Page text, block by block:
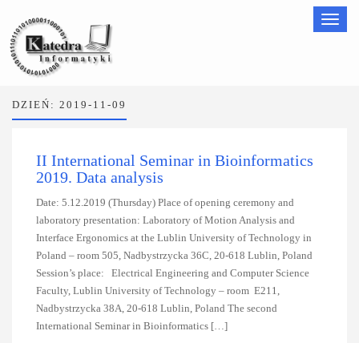
DZIEŃ: 2019-11-09
II International Seminar in Bioinformatics
2019. Data analysis
Date: 5.12.2019 (Thursday) Place of opening ceremony and
laboratory presentation: Laboratory of Motion Analysis and
Interface Ergonomics at the Lublin University of Technology in
Poland – room 505, Nadbystrzycka 36C, 20-618 Lublin, Poland
Session’s place: Electrical Engineering and Computer Science
Faculty, Lublin University of Technology – room E211,
Nadbystrzycka 38A, 20-618 Lublin, Poland The second
International Seminar in Bioinformatics […]